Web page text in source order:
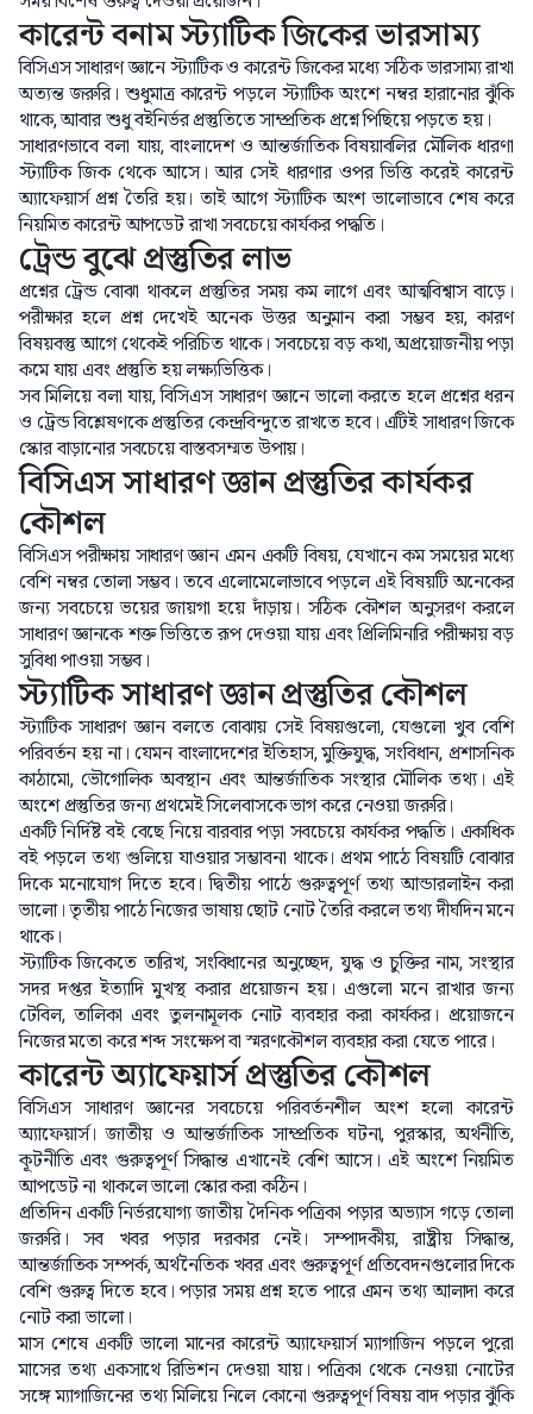
কারেন্ট বনাম স্ট্যাটিক জিকের ভারসাম্য
বিসিএস সাধারণ জ্ঞানে স্ট্যাটিক ও কারেন্ট জিকের মধ্যে সঠিক ভারসাম্য রাখা
অত্যন্ত জরুরি। শুধুমাত্র কারেন্ট পড়লে স্ট্যাটিক অংশে নম্বর হারানোর ঝুঁকি
থাকে, আবার শুধু বইনির্ভর প্রস্তুতিতে সাম্প্রতিক প্রশ্নে পিছিয়ে পড়তে হয়।
সাধারণভাবে বলা যায়, বাংলাদেশ ও আন্তর্জাতিক বিষয়াবলির মৌলিক ধারণা
স্ট্যাটিক জিক থেকে আসে। আর সেই ধারণার ওপর ভিত্তি করেই কারেন্ট
অ্যাফেয়ার্স প্রশ্ন তৈরি হয়। তাই আগে স্ট্যাটিক অংশ ভালোভাবে শেষ করে
নিয়মিত কারেন্ট আপডেট রাখা সবচেয়ে কার্যকর পদ্ধতি।
ট্রেন্ড বুঝে প্রস্তুতির লাভ
প্রশ্নের ট্রেন্ড বোঝা থাকলে প্রস্তুতির সময় কম লাগে এবং আত্মবিশ্বাস বাড়ে।
পরীক্ষার হলে প্রশ্ন দেখেই অনেক উত্তর অনুমান করা সম্ভব হয়, কারণ
বিষয়বস্তু আগে থেকেই পরিচিত থাকে। সবচেয়ে বড় কথা, অপ্রয়োজনীয় পড়া
কমে যায় এবং প্রস্তুতি হয় লক্ষ্যভিত্তিক।
সব মিলিয়ে বলা যায়, বিসিএস সাধারণ জ্ঞানে ভালো করতে হলে প্রশ্নের ধরন
ও ট্রেন্ড বিশ্লেষণকে প্রস্তুতির কেন্দ্রবিন্দুতে রাখতে হবে। এটিই সাধারণ জিকে
স্কোর বাড়ানোর সবচেয়ে বাস্তবসম্মত উপায়।
বিসিএস সাধারণ জ্ঞান প্রস্তুতির কার্যকর
কৌশল
বিসিএস পরীক্ষায় সাধারণ জ্ঞান এমন একটি বিষয়, যেখানে কম সময়ের মধ্যে
বেশি নম্বর তোলা সম্ভব। তবে এলোমেলোভাবে পড়লে এই বিষয়টি অনেকের
জন্য সবচেয়ে ভয়ের জায়গা হয়ে দাঁড়ায়। সঠিক কৌশল অনুসরণ করলে
সাধারণ জ্ঞানকে শক্ত ভিত্তিতে রূপ দেওয়া যায় এবং প্রিলিমিনারি পরীক্ষায় বড়
সুবিধা পাওয়া সম্ভব।
স্ট্যাটিক সাধারণ জ্ঞান প্রস্তুতির কৌশল
স্ট্যাটিক সাধারণ জ্ঞান বলতে বোঝায় সেই বিষয়গুলো, যেগুলো খুব বেশি
পরিবর্তন হয় না। যেমন বাংলাদেশের ইতিহাস, মুক্তিযুদ্ধ, সংবিধান, প্রশাসনিক
কাঠামো, ভৌগোলিক অবস্থান এবং আন্তর্জাতিক সংস্থার মৌলিক তথ্য। এই
অংশে প্রস্তুতির জন্য প্রথমেই সিলেবাসকে ভাগ করে নেওয়া জরুরি।
একটি নির্দিষ্ট বই বেছে নিয়ে বারবার পড়া সবচেয়ে কার্যকর পদ্ধতি। একাধিক
বই পড়লে তথ্য গুলিয়ে যাওয়ার সম্ভাবনা থাকে। প্রথম পাঠে বিষয়টি বোঝার
দিকে মনোযোগ দিতে হবে। দ্বিতীয় পাঠে গুরুত্বপূর্ণ তথ্য আন্ডারলাইন করা
ভালো। তৃতীয় পাঠে নিজের ভাষায় ছোট নোট তৈরি করলে তথ্য দীর্ঘদিন মনে
থাকে।
স্ট্যাটিক জিকেতে তারিখ, সংবিধানের অনুচ্ছেদ, যুদ্ধ ও চুক্তির নাম, সংস্থার
সদর দপ্তর ইত্যাদি মুখস্থ করার প্রয়োজন হয়। এগুলো মনে রাখার জন্য
টেবিল, তালিকা এবং তুলনামূলক নোট ব্যবহার করা কার্যকর। প্রয়োজনে
নিজের মতো করে শব্দ সংক্ষেপ বা স্মরণকৌশল ব্যবহার করা যেতে পারে।
কারেন্ট অ্যাফেয়ার্স প্রস্তুতির কৌশল
বিসিএস সাধারণ জ্ঞানের সবচেয়ে পরিবর্তনশীল অংশ হলো কারেন্ট
অ্যাফেয়ার্স। জাতীয় ও আন্তর্জাতিক সাম্প্রতিক ঘটনা, পুরস্কার, অর্থনীতি,
কূটনীতি এবং গুরুত্বপূর্ণ সিদ্ধান্ত এখানেই বেশি আসে। এই অংশে নিয়মিত
আপডেট না থাকলে ভালো স্কোর করা কঠিন।
প্রতিদিন একটি নির্ভরযোগ্য জাতীয় দৈনিক পত্রিকা পড়ার অভ্যাস গড়ে তোলা
জরুরি। সব খবর পড়ার দরকার নেই। সম্পাদকীয়, রাষ্ট্রীয় সিদ্ধান্ত,
আন্তর্জাতিক সম্পর্ক, অর্থনৈতিক খবর এবং গুরুত্বপূর্ণ প্রতিবেদনগুলোর দিকে
বেশি গুরুত্ব দিতে হবে। পড়ার সময় প্রশ্ন হতে পারে এমন তথ্য আলাদা করে
নোট করা ভালো।
মাস শেষে একটি ভালো মানের কারেন্ট অ্যাফেয়ার্স ম্যাগাজিন পড়লে পুরো
মাসের তথ্য একসাথে রিভিশন দেওয়া যায়। পত্রিকা থেকে নেওয়া নোটের
সঙ্গে ম্যাগাজিনের তথ্য মিলিয়ে নিলে কোনো গুরুত্বপূর্ণ বিষয় বাদ পড়ার ঝুঁকি